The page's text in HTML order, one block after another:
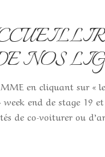
NOS
en cliquant sur «
week end de stage 19
de co-voiturer ou